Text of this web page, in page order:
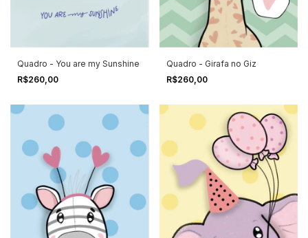
Quadro - You are my Sunshine
R$260,00
Quadro - Girafa no Giz
R$260,00